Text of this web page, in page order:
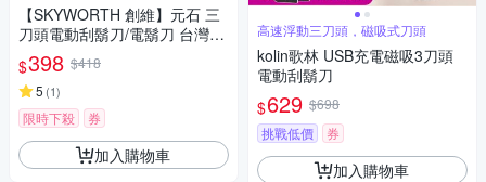
【SKYWORTH 創維】元石 三
刀頭電動刮鬍刀/電鬍刀 台灣公
司貨(充電式/IPX7防水/全機水
洗/磁吸刀頭)
$398 $418
5 (1)
限時下殺 券
加入購物車
高速浮動三刀頭，磁吸式刀頭
kolin歌林 USB充電磁吸3刀頭
電動刮鬍刀
$629 $698
挑戰低價
券
加入購物車